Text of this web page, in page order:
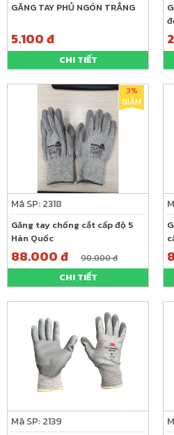
GĂNG TAY PHỦ NGÓN TRẮNG
5.100 đ
CHI TIẾT
3%
GIẢM
Mã SP: 2318
Găng tay chống cắt cấp độ 5
Hàn Quốc
88.000 đ 90.000 đ
CHI TIẾT
Mã SP: 2139